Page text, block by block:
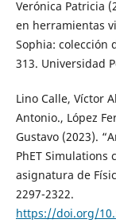
Verónica Patricia
en herramientas
Sophia: colección
313. Universidad
Lino Calle, Víctor
Antonio., López
Gustavo (2023).
PhET Simulations
asignatura de
2297-2322.
https://doi.org/